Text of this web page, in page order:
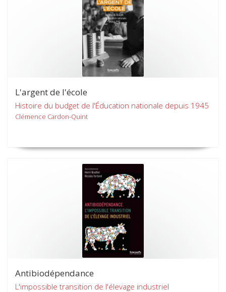
L'argent de l'école
Histoire du budget de l'Éducation nationale depuis 1945
Clémence Cardon-Quint
Antibiodépendance
L'impossible transition de l'élevage industriel